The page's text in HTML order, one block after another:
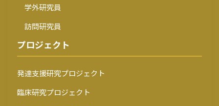
学外研究員
訪問研究員
プロジェクト
発達支援研究プロジェクト
臨床研究プロジェクト